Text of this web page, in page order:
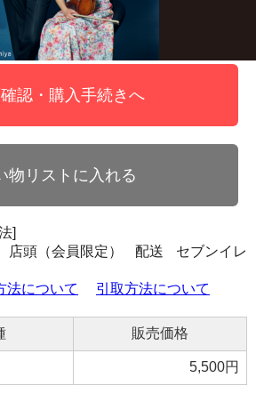
認・購入手続きへ
物リストに入れる
]
店頭（会員限定） 配送
セブンイレ
法について 引取方法について
販売価格
5,500円